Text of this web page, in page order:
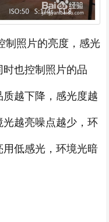
照片的亮度，感光
也控制照片的品
越下降，感光度越
越亮噪点越少，环
低感光，环境光暗